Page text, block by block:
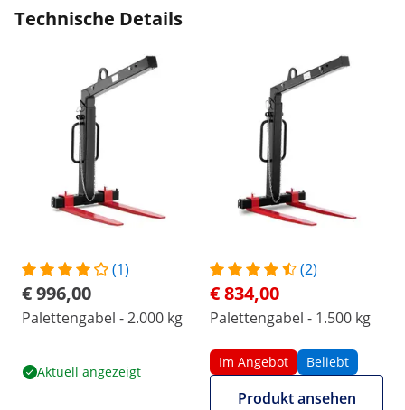
Technische Details
(1)
€ 996,00
Palettengabel - 2.000 kg
Aktuell angezeigt
(2)
€ 834,00
Palettengabel - 1.500 kg
Im Angebot Beliebt
Produkt ansehen